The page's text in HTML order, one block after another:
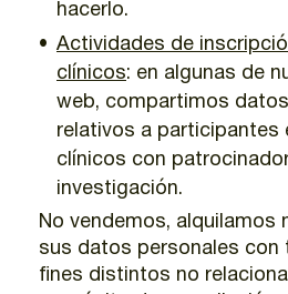
hacerlo.
Actividades de
clínicos: en algunas de
web, compartimos
relativos a participantes
clínicos con
investigación.
No vendemos, alquilamos
sus datos personales con
fines distintos no